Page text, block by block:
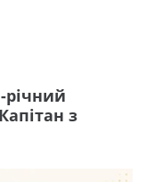
річний
з